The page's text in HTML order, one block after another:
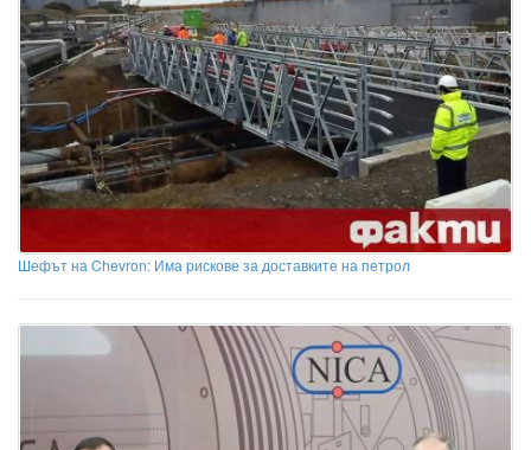
Шефът на Chevron: Има рискове за доставките на петрол